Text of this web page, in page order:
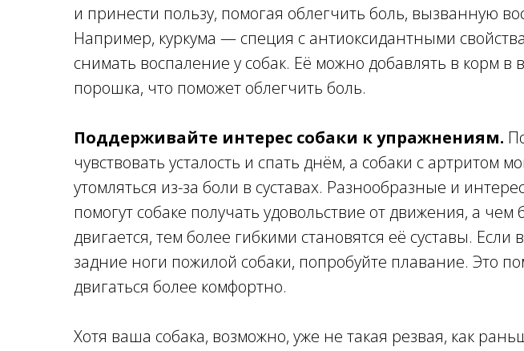
и принести пользу, помогая облегчить боль, вызванную
Например, куркума — специя с антиоксидантными
снимать воспаление у собак. Её можно добавлять в корм в
порошка, что поможет облегчить боль.
Поддерживайте интерес собаки к упражнениям.
чувствовать усталость и спать днём, а собаки с артритом
утомляться из-за боли в суставах. Разнообразные и
помогут собаке получать удовольствие от движения, а
двигается, тем более гибкими становятся её суставы. Если
задние ноги пожилой собаки, попробуйте плавание. Это
двигаться более комфортно.
Хотя ваша собака, возможно, уже не такая резвая, как